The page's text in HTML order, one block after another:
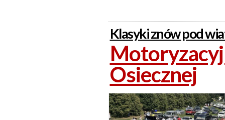
Klasyki znów pod
Osiecznej